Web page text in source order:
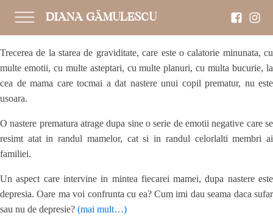
DIANA GĂMULESCU
Trecerea de la starea de graviditate, care este o calatorie minunata, cu
multe emotii, cu multe asteptari, cu multe planuri, cu multa bucurie, la
cea de mama care tocmai a dat nastere unui copil prematur, nu este
usoara.
O nastere prematura atrage dupa sine o serie de emotii negative care se
resimt atat in randul mamelor, cat si in randul celorlalti membri ai
familiei.
Un aspect care intervine in mintea fiecarei mamei, dupa nastere este
depresia. Oare ma voi confrunta cu ea? Cum imi dau seama daca sufar
sau nu de depresie? (mai mult…)